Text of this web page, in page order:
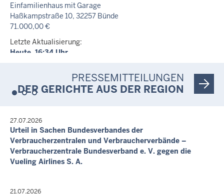
Einfamilienhaus mit Garage
Haßkampstraße 10, 32257 Bünde
71.000,00 €
Letzte Aktualisierung:
Heute, 16:34 Uhr
PRESSEMITTEILUNGEN
DER GERICHTE AUS DER REGION
27.07.2026
Urteil in Sachen Bundesverbandes der
Verbraucherzentralen und Verbraucherverbände –
Verbraucherzentrale Bundesverband e. V. gegen die
Vueling Airlines S. A.
21.07.2026